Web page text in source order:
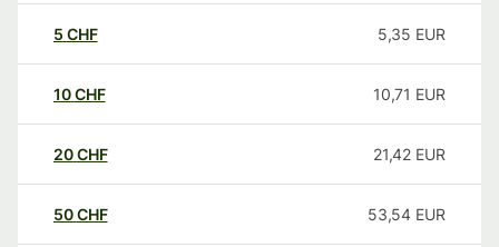
5 CHF 5,35 EUR
10CHF 10,71 EUR
20CHF 21,42 EUR
50CHF 53,54 EUR